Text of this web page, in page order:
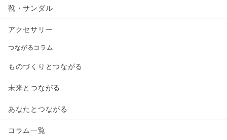
靴・サンダル
アクセサリー
つながるコラム
ものづくりとつながる
未来とつながる
あなたとつながる
コラム一覧